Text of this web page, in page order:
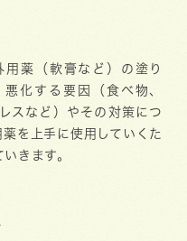
薬（軟膏など）の塗り
化する要因（食べ物、
スなど）やその対策につ
を上手に使用していくた
きます。